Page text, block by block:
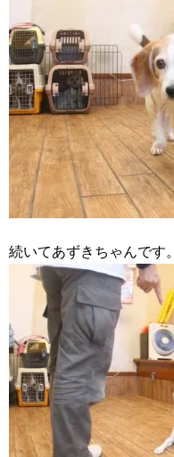
続いてあずきちゃんです。